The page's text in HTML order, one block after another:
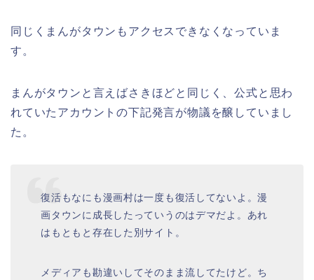
同じくまんがタウンもアクセスできなくなっていま
す。
まんがタウンと言えばさきほどと同じく、公式と思わ
れていたアカウントの下記発言が物議を醸していまし
た。
復活もなにも漫画村は一度も復活してないよ。漫
画タウンに成長したっていうのはデマだよ。あれ
はもともと存在した別サイト。
メディアも勘違いしてそのまま流してたけど。ち